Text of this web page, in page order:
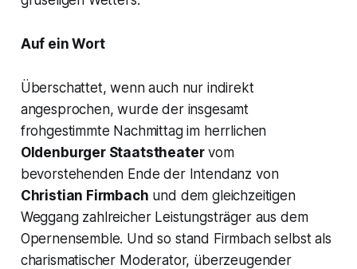
Auf ein Wort
Überschattet, wenn auch nur indirekt
angesprochen, wurde der insgesamt
frohgestimmte Nachmittag im herrlichen
Oldenburger Staatstheatervom
bevorstehenden Ende der Intendanz von
Christian Firmbach und dem gleichzeitigen
Weggang zahlreicher Leistungsträger aus dem
Opernensemble. Und so stand Firmbach selbst als
charismatischer Moderator, überzeugender